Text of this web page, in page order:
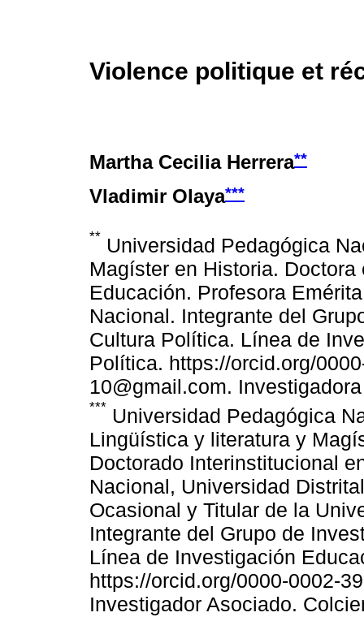
Violence politique et
Martha Cecilia Herrera**
Vladimir Olaya***
** Universidad Pedagógica
Magíster en Historia.
Educación. Profesora
Nacional. Integrante del
Cultura Política. Línea de
Política. https://orcid.org/
10@gmail.com.
*** Universidad Pedagógica
Lingüística y literatura y
Doctorado Interinstitucional
Nacional, Universidad
Ocasional y Titular de la
Integrante del Grupo de
Línea de Investigación
https://orcid.org/0000-0002-
Investigador Asociado.